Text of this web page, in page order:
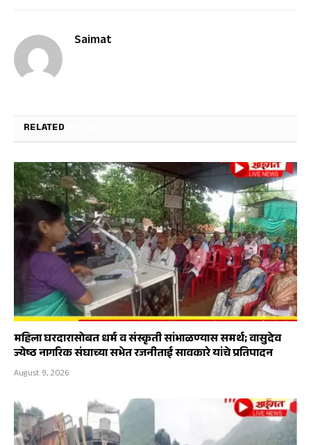
Saimat
RELATED
महिला घरदारासोबत धर्म व संस्कृती सांभाळण्यास समर्थ; वासुदेव
ज्येष्ठ नागरिक संघाच्या सभेत रजनीताई सावकारे यांचे प्रतिपादन
August 9, 2026